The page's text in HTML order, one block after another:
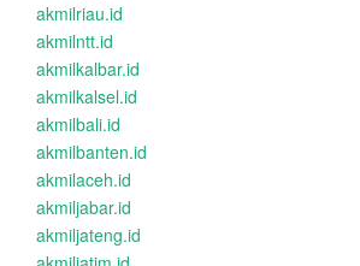
akmilriau.id
akmilntt.id
akmilkalbar.id
akmilkalsel.id
akmilbali.id
akmilbanten.id
akmilaceh.id
akmiljabar.id
akmiljateng.id